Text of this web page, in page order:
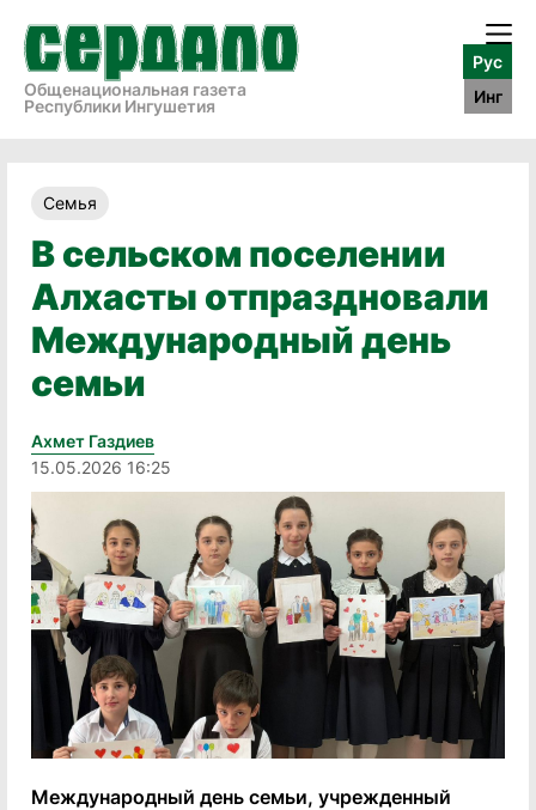
Общенациональная газета
Республики Ингушетия
Рус
Инг
Семья
В сельском поселении
Алхасты отпраздновали
Международный день
семьи
Ахмет Газдиев
15.05.2026 16:25
Международный день семьи, учрежденный